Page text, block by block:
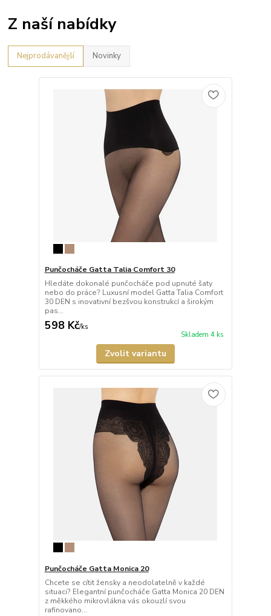
Z naší nabídky
Nejprodávanější Novinky
Punčocháče Gatta Talia Comfort 30
Hledáte dokonalé punčocháče pod upnuté šaty
nebo do práce? Luxusní model Gatta Talia Comfort
30 DEN s inovativní bezšvou konstrukcí a širokým
pas...
598 Kč/ks
Skladem 4 ks
Zvolit variantu
Punčocháče Gatta Monica 20
Chcete se cítit žensky a neodolatelně v každé
situaci? Elegantní punčocháče Gatta Monica 20 DEN
z měkkého mikrovlákna vás okouzlí svou
rafinovano...